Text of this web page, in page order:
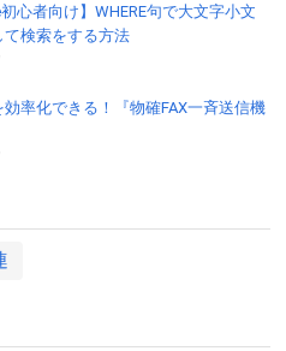
初心者向け】WHERE句で大文字小文
て検索をする方法
効率化できる！『物確FAX一斉送信機